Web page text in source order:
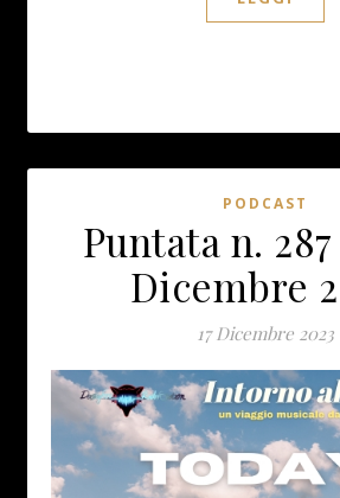
PODCAST
Puntata n.
Dicembre
17 Dicembre 2023